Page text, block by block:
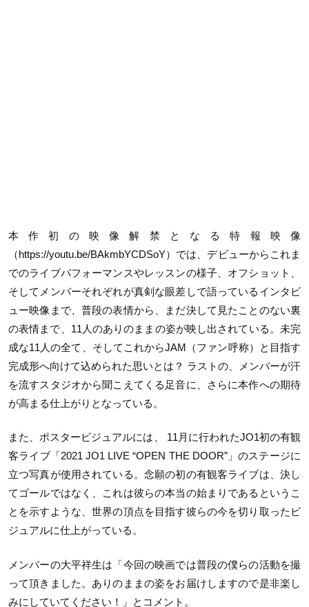
本作初の映像解禁となる特報映像
（https://youtu.be/BAkmbYCDSoY）では、デビューからこれま
でのライブパフォーマンスやレッスンの様子、オフショット、
そしてメンバーそれぞれが真剣な眼差しで語っているインタビ
ュー映像まで、普段の表情から、まだ決して見たことのない裏
の表情まで、11人のありのままの姿が映し出されている。未完
成な11人の全て、そしてこれからJAM（ファン呼称）と目指す
完成形へ向けて込められた思いとは？ ラストの、メンバーが汗
を流すスタジオから聞こえてくる足音に、さらに本作への期待
が高まる仕上がりとなっている。
また、ポスタービジュアルには、 11月に行われたJO1初の有観
客ライブ「2021 JO1 LIVE “OPEN THE DOOR”」のステージに
立つ写真が使用されている。念願の初の有観客ライブは、決し
てゴールではなく、これは彼らの本当の始まりであるというこ
とを示すような、世界の頂点を目指す彼らの今を切り取ったビ
ジュアルに仕上がっている。
メンバーの大平祥生は「今回の映画では普段の僕らの活動を撮
って頂きました。ありのままの姿をお届けしますので是非楽し
みにしていてください！」とコメント。